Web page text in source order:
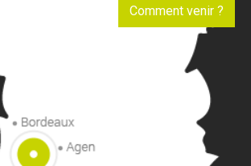
Comment venir ?